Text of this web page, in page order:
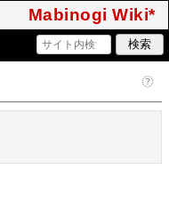
Mabinogi Wiki*